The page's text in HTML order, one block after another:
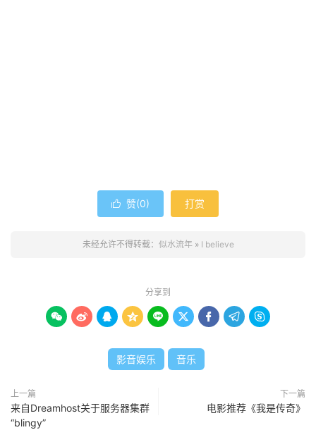
 赞(0) 打赏
未经允许不得转载： 似水流年» I believe
分享到
        
影音娱乐 音乐
上一篇
来自Dreamhost关于服务器集群
“blingy”
下一篇
电影推荐《我是传奇》